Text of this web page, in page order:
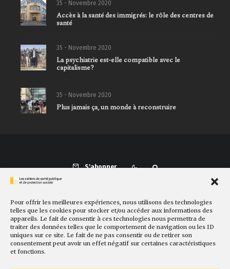
Pour offrir les meilleures expériences, nous utilisons des technologies
telles que les cookies pour stocker et/ou accéder aux informations des
appareils. Le fait de consentir à ces technologies nous permettra de
traiter des données telles que le comportement de navigation ou les ID
uniques sur ce site. Le fait de ne pas consentir ou de retirer son
consentement peut avoir un effet négatif sur certaines caractéristiques
et fonctions.
35 - Novembre 2020
Accès à la santé des immigrés: le rôle des centres de
santé
35 - Novembre 2020
La psychiatrie est-elle compatible avec le
capitalisme?
35 - Novembre 2020
Plus jamais ça, un monde à reconstruire
S'abonner
Présentation Comité de rédaction Sites amis Contact
Newsletter Politique de cookies Faire un don